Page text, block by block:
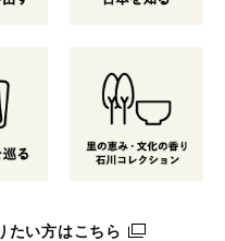
たい方はこちら